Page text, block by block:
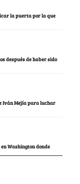
la puerta por la que
después de haber sido
Iván Mejía para luchar
Washington donde